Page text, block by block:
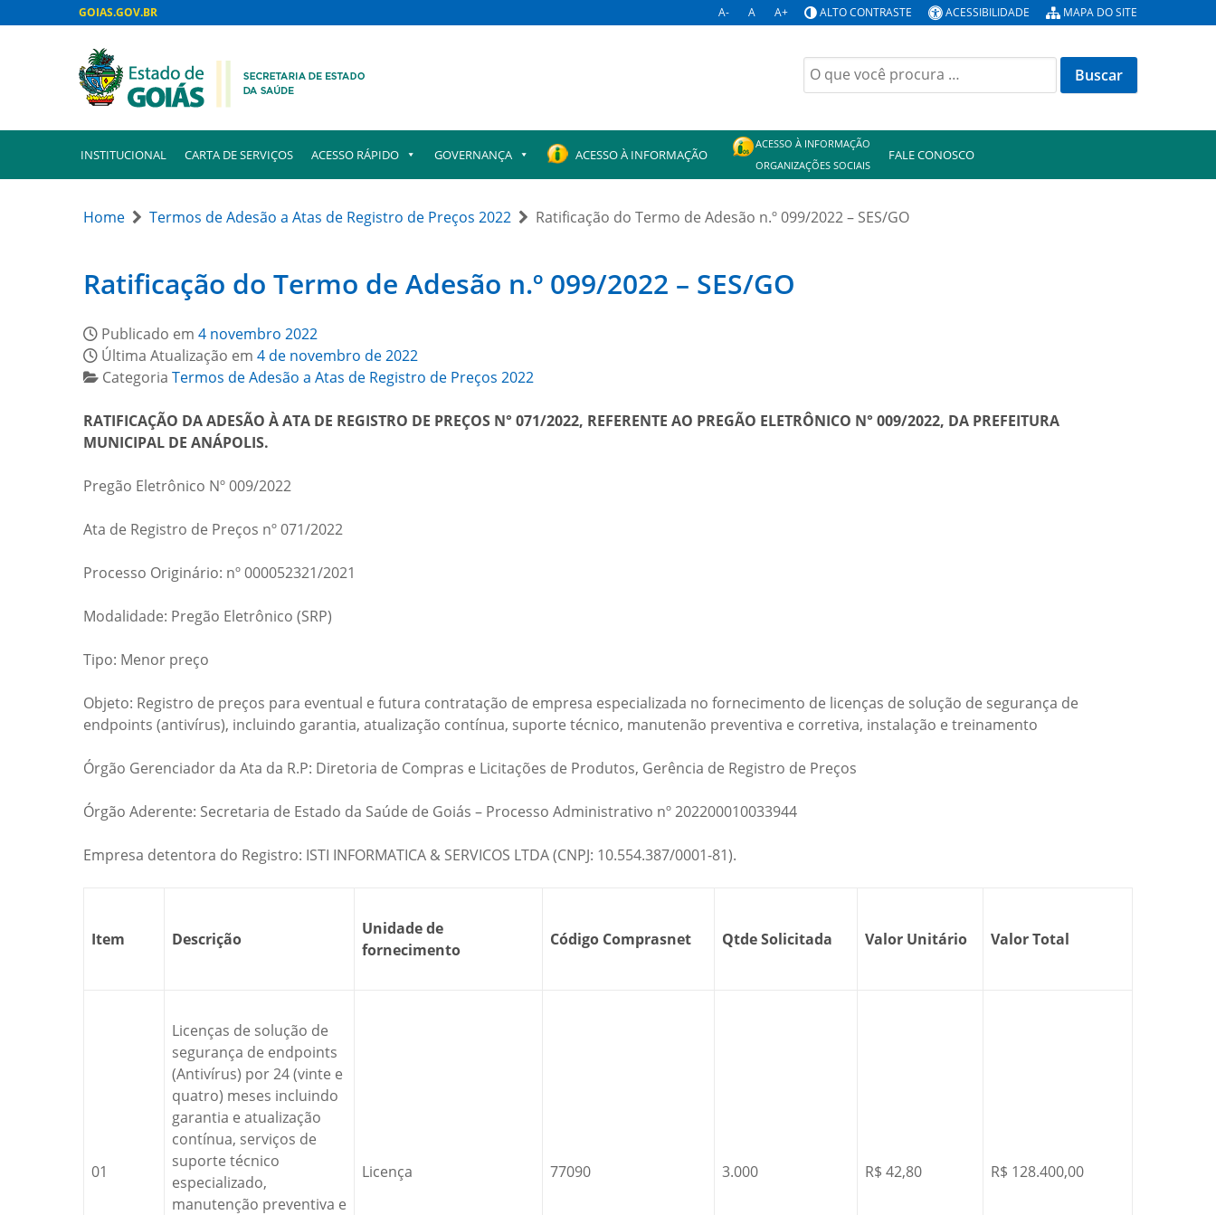
GOIAS.GOV.BR A- A A+ ALTO CONTRASTE ACESSIBILIDADE MAPA DO SITE
Buscar
por:
INSTITUCIONAL CARTA DE SERVIÇOS ACESSO RÁPIDO GOVERNANÇA ACESSO À INFORMAÇÃO
ACESSO À INFORMAÇÃO
ORGANIZAÇÕES SOCIAIS
FALE CONOSCO
Home Termos de Adesão a Atas de Registro de Preços 2022 Ratificação do Termo de Adesão n.º 099/2022 – SES/GO
Ratificação do Termo de Adesão n.º 099/2022 – SES/GO
Publicado em 4 novembro 2022
Última Atualização em 4 de novembro de 2022
Categoria Termos de Adesão a Atas de Registro de Preços 2022
RATIFICAÇÃO DA ADESÃO À ATA DE REGISTRO DE PREÇOS N° 071/2022, REFERENTE AO PREGÃO ELETRÔNICO N° 009/2022, DA PREFEITURA
MUNICIPAL DE ANÁPOLIS.
Pregão Eletrônico Nº 009/2022
Ata de Registro de Preços nº 071/2022
Processo Originário: nº 000052321/2021
Modalidade: Pregão Eletrônico (SRP)
Tipo: Menor preço
Objeto: Registro de preços para eventual e futura contratação de empresa especializada no fornecimento de licenças de solução de segurança de
endpoints (antivírus), incluindo garantia, atualização contínua, suporte técnico, manutenão preventiva e corretiva, instalação e treinamento
Órgão Gerenciador da Ata da R.P: Diretoria de Compras e Licitações de Produtos, Gerência de Registro de Preços
Órgão Aderente: Secretaria de Estado da Saúde de Goiás – Processo Administrativo nº 202200010033944
Empresa detentora do Registro: ISTI INFORMATICA & SERVICOS LTDA (CNPJ: 10.554.387/0001-81).
Item Descrição
Unidade de
fornecimento
Código Comprasnet Qtde Solicitada Valor Unitário Valor Total
01
Licenças de solução de
segurança de endpoints
(Antivírus) por 24 (vinte e
quatro) meses incluindo
garantia e atualização
contínua, serviços de
suporte técnico
especializado,
manutenção preventiva e
Licença 77090 3.000 R$ 42,80 R$ 128.400,00